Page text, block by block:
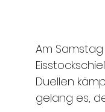
Am Samstag
Duellen
gelang es,